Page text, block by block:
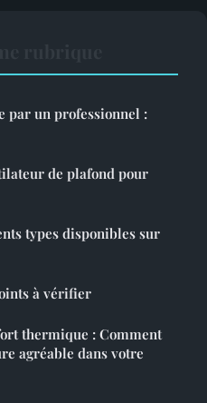
par un professionnel :
de plafond pour
types disponibles sur
à vérifier
thermique : Comment
agréable dans votre